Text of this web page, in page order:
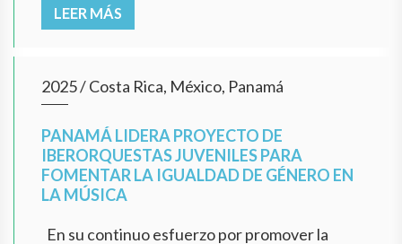
LEER MÁS
2025/Costa Rica, México, Panamá
PANAMÁ LIDERA PROYECTO DE
IBERORQUESTAS JUVENILES PARA
FOMENTAR LA IGUALDAD DE GÉNERO EN
LA MÚSICA
En su continuo esfuerzo por promover la